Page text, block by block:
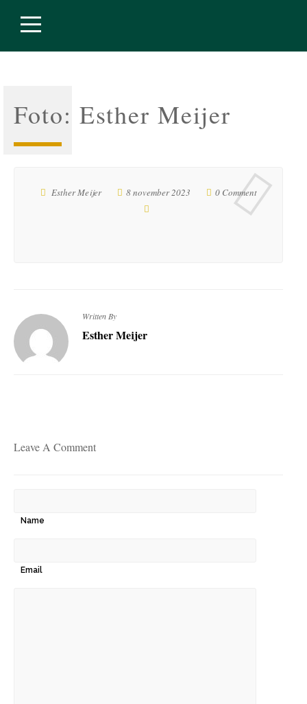
Foto: Esther Meijer
Esther Meijer 8 november 2023 0 Comment
Written By
Esther Meijer
Leave A Comment
Name
Email